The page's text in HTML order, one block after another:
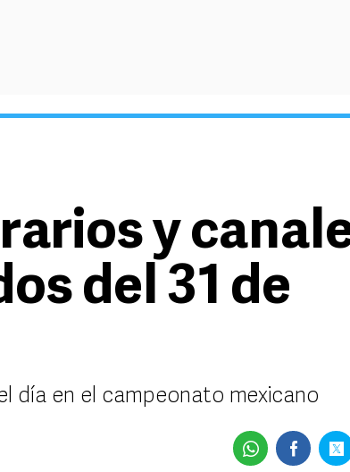
y
del 31 de
día en el campeonato mexicano